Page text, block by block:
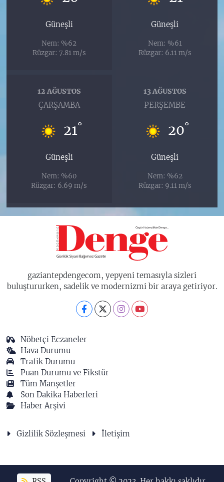
Güneşli
Nem: %62
Rüzgar: 7.81 m/s
Güneşli
Nem: %61
Rüzgar: 6.11 m/s
12 AĞUSTOS
ÇARŞAMBA
21°
Güneşli
Nem: %60
Rüzgar: 6.69 m/s
13 AĞUSTOS
PERŞEMBE
20°
Güneşli
Nem: %62
Rüzgar: 9.11 m/s
gaziantepdengecom, yepyeni temasıyla sizleri
buluştururken, sadelik ve modernizmi bir araya getiriyor.
Nöbetçi Eczaneler
Hava Durumu
Trafik Durumu
Puan Durumu ve Fikstür
Tüm Manşetler
Son Dakika Haberleri
Haber Arşivi
Gizlilik Sözleşmesi İletişim